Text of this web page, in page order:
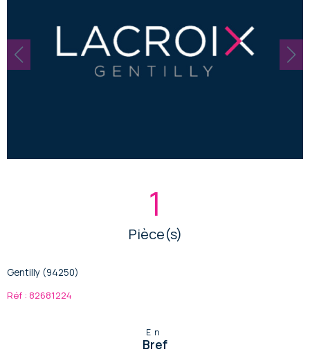
1
Pièce(s)
Gentilly (94250)
Réf : 82681224
En
Bref